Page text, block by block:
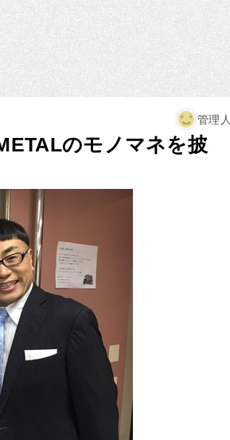
管理人
のモノマネを披